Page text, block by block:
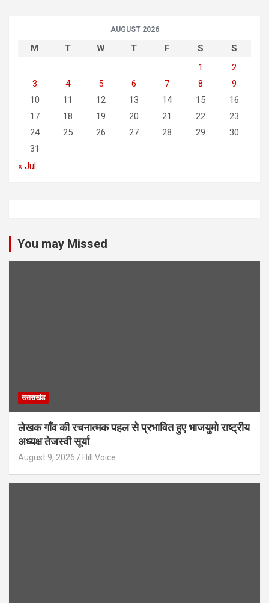
AUGUST 2026
M T W T F S
S
1
2
3
4 5 6 7 8
9
10
11 12 13 14 15
16
17
18 19 20 21 22
23
24
25 26 27 28 29
30
31
« Jul
You may Missed
उत्तराखंड
लेखक गाँव की रचनात्मक पहल से प्रभावित हुए भाजयुमो राष्ट्रीय
अध्यक्ष तेजस्वी सूर्या
August 9, 2026 Hill Voice